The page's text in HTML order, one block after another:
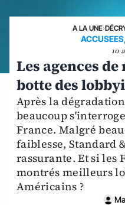
A LA UNE›
10
Les agences
botte des
Après la
beaucoup
France. Malgré
faiblesse, Standard
rassurante. Et si les
montrés meilleurs
Américains ?